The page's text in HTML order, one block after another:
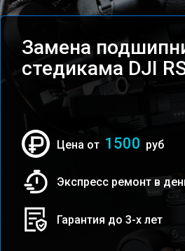
Замена
стедикама DJI
Цена от 1500 руб
Экспресс ремонт в
Гарантия до 3-х лет